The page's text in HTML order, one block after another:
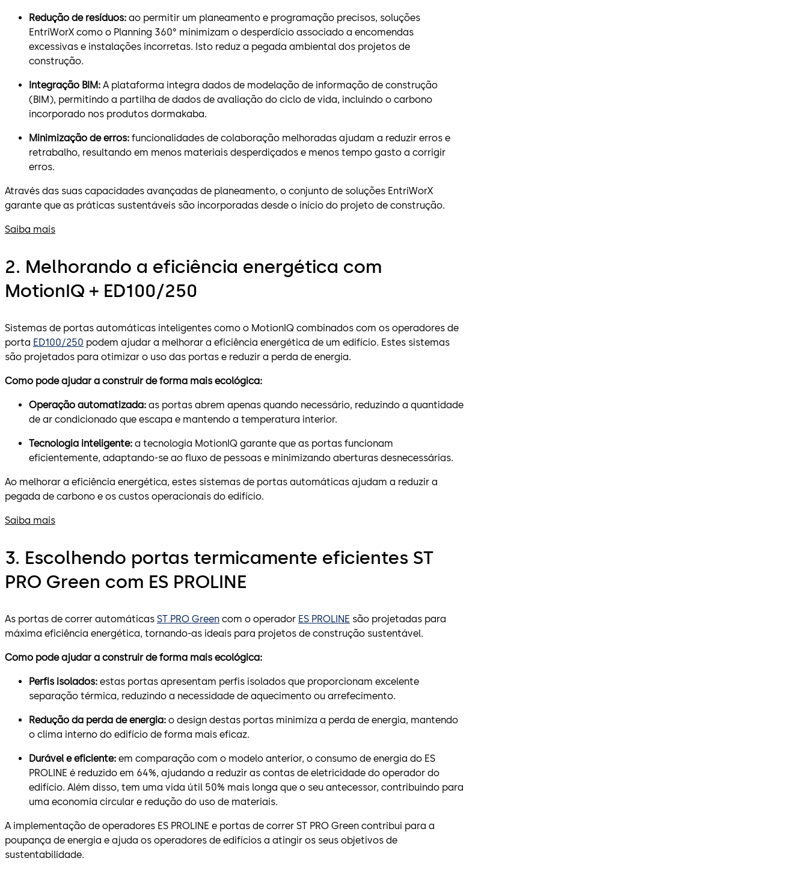
Redução de resíduos: ao permitir um planeamento e programação precisos, soluções
EntriWorX como o Planning 360° minimizam o desperdício associado a encomendas
excessivas e instalações incorretas. Isto reduz a pegada ambiental dos projetos de
construção.
Integração BIM: A plataforma integra dados de modelação de informação de construção
(BIM), permitindo a partilha de dados de avaliação do ciclo de vida, incluindo o carbono
incorporado nos produtos dormakaba.
Minimização de erros: funcionalidades de colaboração melhoradas ajudam a reduzir erros e
retrabalho, resultando em menos materiais desperdiçados e menos tempo gasto a corrigir
erros.
Através das suas capacidades avançadas de planeamento, o conjunto de soluções EntriWorX
garante que as práticas sustentáveis são incorporadas desde o início do projeto de construção.
Saiba mais
2. Melhorando a eficiência energética com
MotionIQ + ED100/250
Sistemas de portas automáticas inteligentes como o MotionIQ combinados com os operadores de
porta ED100/250 podem ajudar a melhorar a eficiência energética de um edifício. Estes sistemas
são projetados para otimizar o uso das portas e reduzir a perda de energia.
Como pode ajudar a construir de forma mais ecológica:
Operação automatizada: as portas abrem apenas quando necessário, reduzindo a quantidade
de ar condicionado que escapa e mantendo a temperatura interior.
Tecnologia inteligente: a tecnologia MotionIQ garante que as portas funcionam
eficientemente, adaptando-se ao fluxo de pessoas e minimizando aberturas desnecessárias.
Ao melhorar a eficiência energética, estes sistemas de portas automáticas ajudam a reduzir a
pegada de carbono e os custos operacionais do edifício.
Saiba mais
3. Escolhendo portas termicamente eficientes ST
PRO Green com ES PROLINE
As portas de correr automáticas ST PRO Green com o operador ES PROLINE são projetadas para
máxima eficiência energética, tornando-as ideais para projetos de construção sustentável.
Como pode ajudar a construir de forma mais ecológica:
Perfis isolados: estas portas apresentam perfis isolados que proporcionam excelente
separação térmica, reduzindo a necessidade de aquecimento ou arrefecimento.
Redução da perda de energia: o design destas portas minimiza a perda de energia, mantendo
o clima interno do edifício de forma mais eficaz.
Durável e eficiente: em comparação com o modelo anterior, o consumo de energia do ES
PROLINE é reduzido em 64%, ajudando a reduzir as contas de eletricidade do operador do
edifício. Além disso, tem uma vida útil 50% mais longa que o seu antecessor, contribuindo para
uma economia circular e redução do uso de materiais.
A implementação de operadores ES PROLINE e portas de correr ST PRO Green contribui para a
poupança de energia e ajuda os operadores de edifícios a atingir os seus objetivos de
sustentabilidade.